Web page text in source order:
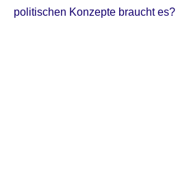
politischen Konzepte braucht es?